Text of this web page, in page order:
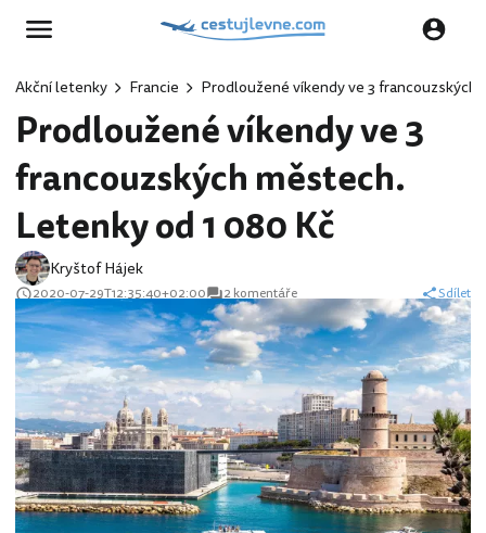
Akční letenky Francie Prodloužené víkendy ve 3
Prodloužené víkendy ve 3
francouzských městech.
Letenky od 1 080 Kč
Kryštof Hájek
2020-07-29T12:35:40+02:00 2 komentáře Sdílet